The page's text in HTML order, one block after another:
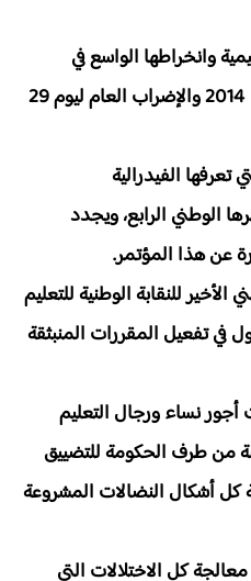
وانخراطها الواسع في
الإضراب الوطني ليوم 23 شتنبر 2014 والإضراب العام ليوم 29
تعرفها الفيدرالية
الوطني الرابع، ويجدد
عن هذا المؤتمر.
للنقابة الوطنية للتعليم
في تفعيل المقررات المنبثقة
نساء ورجال التعليم
من طرف الحكومة للتضييق
أشكال النضالات المشروعة
كل الاختلالات التي